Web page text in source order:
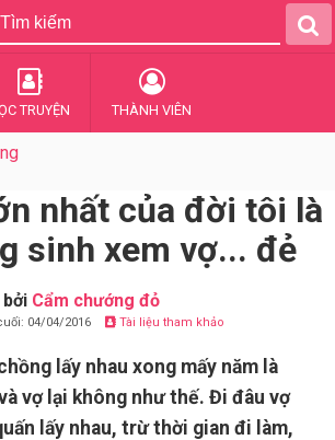
TRUYỆN THÀNH VIÊN
nhất của đời tôi là
sinh xem vợ... đẻ
Cẩm chướng đỏ
04/04/2016 Tài liệu tham khảo
lấy nhau xong mấy năm là
vợ lại không như thế. Đi đâu vợ
lấy nhau, trừ thời gian đi làm,